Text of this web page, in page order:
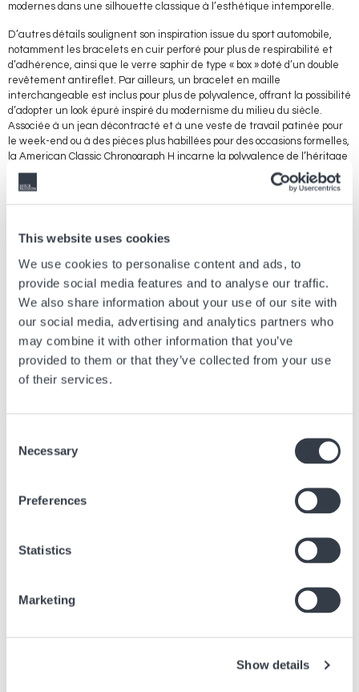
This website uses cookies
We use cookies to personalise content and ads, to
provide social media features and to analyse our traffic.
We also share information about your use of our site with
our social media, advertising and analytics partners who
may combine it with other information that you’ve
provided to them or that they’ve collected from your use
of their services.
Selection
Necessary
Preferences
Statistics
Marketing
Show details
modernes dans une silhouette classique à l’esthétique intemporelle.
D’autres détails soulignent son inspiration issue du sport automobile,
notamment les bracelets en cuir perforé pour plus de respirabilité et
d’adhérence, ainsi que le verre saphir de type « box » doté d’un double
revêtement antireflet. Par ailleurs, un bracelet en maille
interchangeable est inclus pour plus de polyvalence, offrant la possibilité
d’adopter un look épuré inspiré du modernisme du milieu du siècle.
Associée à un jean décontracté et à une veste de travail patinée pour
le week-end ou à des pièces plus habillées pour des occasions formelles,
la American Classic Chronograph H incarne la polyvalence de l’héritage
racing.
précision, la performance et un style intemporel. Cela nous rappelle
que, quelle que soit la décennie, un design intemporel, à l’instar d’une
victoire sur circuit, repose sur la précision, la performance et l’exigence
du savoir-faire.
Article précédent
Article suivant
Articles similaires